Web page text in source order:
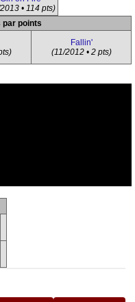
• 114 pts)
par points
Fallin'
(11/2012 • 2 pts)